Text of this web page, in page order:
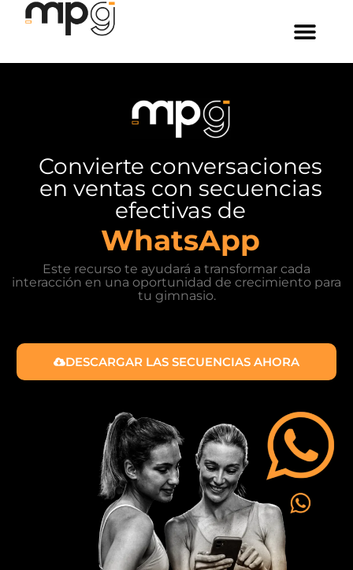
secuencia-whatsapp
Convierte conversaciones
en ventas con secuencias
efectivas de
WhatsApp
Este recurso te ayudará a transformar cada
interacción en una oportunidad de crecimiento para
tu gimnasio.
DESCARGAR LAS SECUENCIAS AHORA